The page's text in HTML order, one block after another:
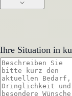
Ihre Situation in